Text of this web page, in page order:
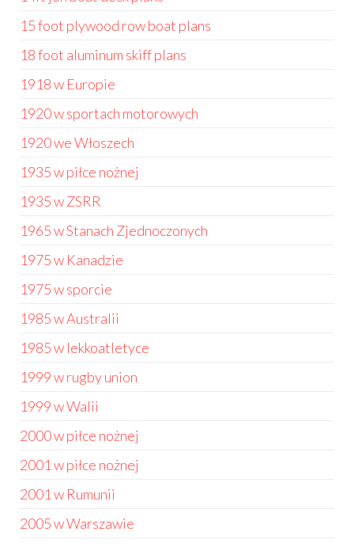
15 foot plywood row boat plans
18 foot aluminum skiff plans
1918 w Europie
1920 w sportach motorowych
1920 we Włoszech
1935 w piłce nożnej
1935 w ZSRR
1965 w Stanach Zjednoczonych
1975 w Kanadzie
1975 w sporcie
1985 w Australii
1985 w lekkoatletyce
1999 w rugby union
1999 w Walii
2000 w piłce nożnej
2001 w piłce nożnej
2001 w Rumunii
2005 w Warszawie